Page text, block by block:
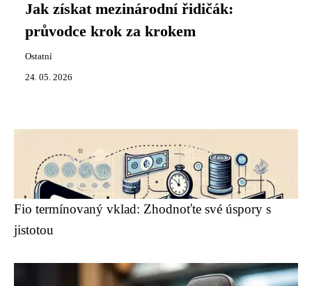
Jak získat mezinárodní řidičák:
průvodce krok za krokem
Ostatní
24. 05. 2026
Fio termínovaný vklad: Zhodnoťte své úspory s
jistotou